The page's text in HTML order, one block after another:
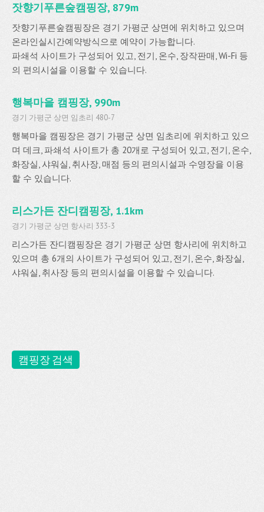
잣향기푸른숲캠핑장, 879m
잣향기푸른숲캠핑장은 경기 가평군 상면에 위치하고 있으며
온라인실시간예약방식으로 예약이 가능합니다.
파쇄석 사이트가 구성되어 있고, 전기, 온수, 장작판매, Wi-Fi 등
의 편의시설을 이용할 수 있습니다.
행복마을 캠핑장, 990m
경기 가평군 상면 임초리 480-7
행복마을 캠핑장은 경기 가평군 상면 임초리에 위치하고 있으
며 데크, 파쇄석 사이트가 총 20개로 구성되어 있고, 전기, 온수,
화장실, 샤워실, 취사장, 매점 등의 편의시설과 수영장을 이용
할 수 있습니다.
리스가든 잔디캠핑장, 1.1km
경기 가평군 상면 항사리 333-3
리스가든 잔디캠핑장은 경기 가평군 상면 항사리에 위치하고
있으며 총 6개의 사이트가 구성되어 있고, 전기, 온수, 화장실,
샤워실, 취사장 등의 편의시설을 이용할 수 있습니다.
캠핑장 검색